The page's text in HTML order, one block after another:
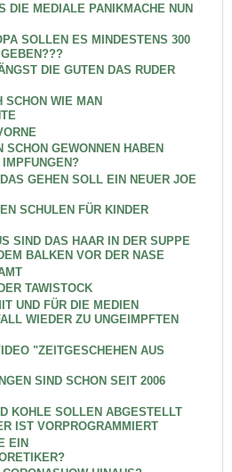
DIE MEDIALE PANIKMACHE NUN
SOLLEN ES MINDESTENS 300
DIE GUTEN DAS RUDER
WIE MAN
GEWONNEN HABEN
GEHEN SOLL EIN NEUER JOE
SCHULEN FÜR KINDER
SIND DAS HAAR IN DER SUPPE
BALKEN VOR DER NASE
TAWISTOCK
UND FÜR DIE MEDIEN
WIEDER ZU UNGEIMPFTEN
"ZEITGESCHEHEN AUS
SIND SCHON SEIT 2006
KOHLE SOLLEN ABGESTELLT
IST VORPROGRAMMIERT
EIN